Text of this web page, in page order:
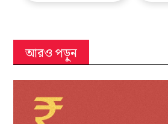
আরও পড়ুন